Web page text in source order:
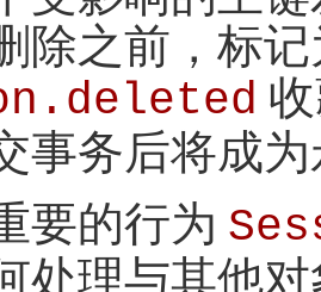
除之前，标
事务后将成
要的行为
处理与其他